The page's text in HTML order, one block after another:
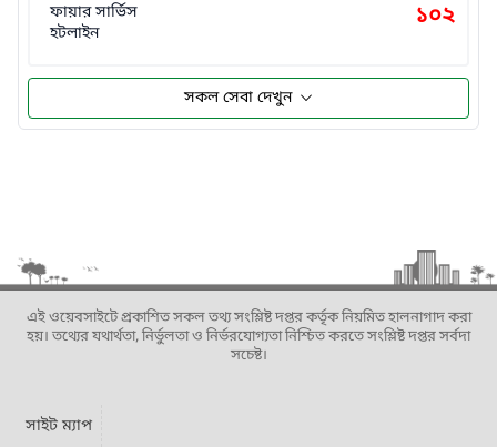
ফায়ার সার্ভিস
হটলাইন
১০২
সকল সেবা দেখুন
এই ওয়েবসাইটে প্রকাশিত সকল তথ্য সংশ্লিষ্ট দপ্তর কর্তৃক নিয়মিত হালনাগাদ করা
হয়। তথ্যের যথার্থতা, নির্ভুলতা ও নির্ভরযোগ্যতা নিশ্চিত করতে সংশ্লিষ্ট দপ্তর সর্বদা
সচেষ্ট।
সাইট ম্যাপ